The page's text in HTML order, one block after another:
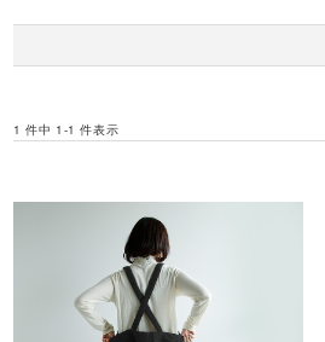
1 件中 1-1 件表示